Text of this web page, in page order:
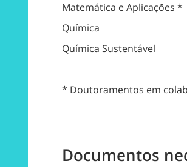
Matemática e Aplicações *
Química
Química Sustentável
* Doutoramentos em
Documentos